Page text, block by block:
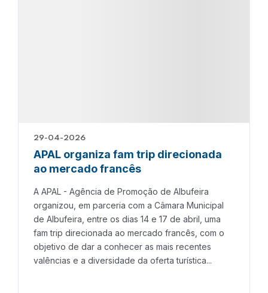
29-04-2026
APAL organiza fam trip direcionada
ao mercado francês
A APAL - Agência de Promoção de Albufeira
organizou, em parceria com a Câmara Municipal
de Albufeira, entre os dias 14 e 17 de abril, uma
fam trip direcionada ao mercado francês, com o
objetivo de dar a conhecer as mais recentes
valências e a diversidade da oferta turística...